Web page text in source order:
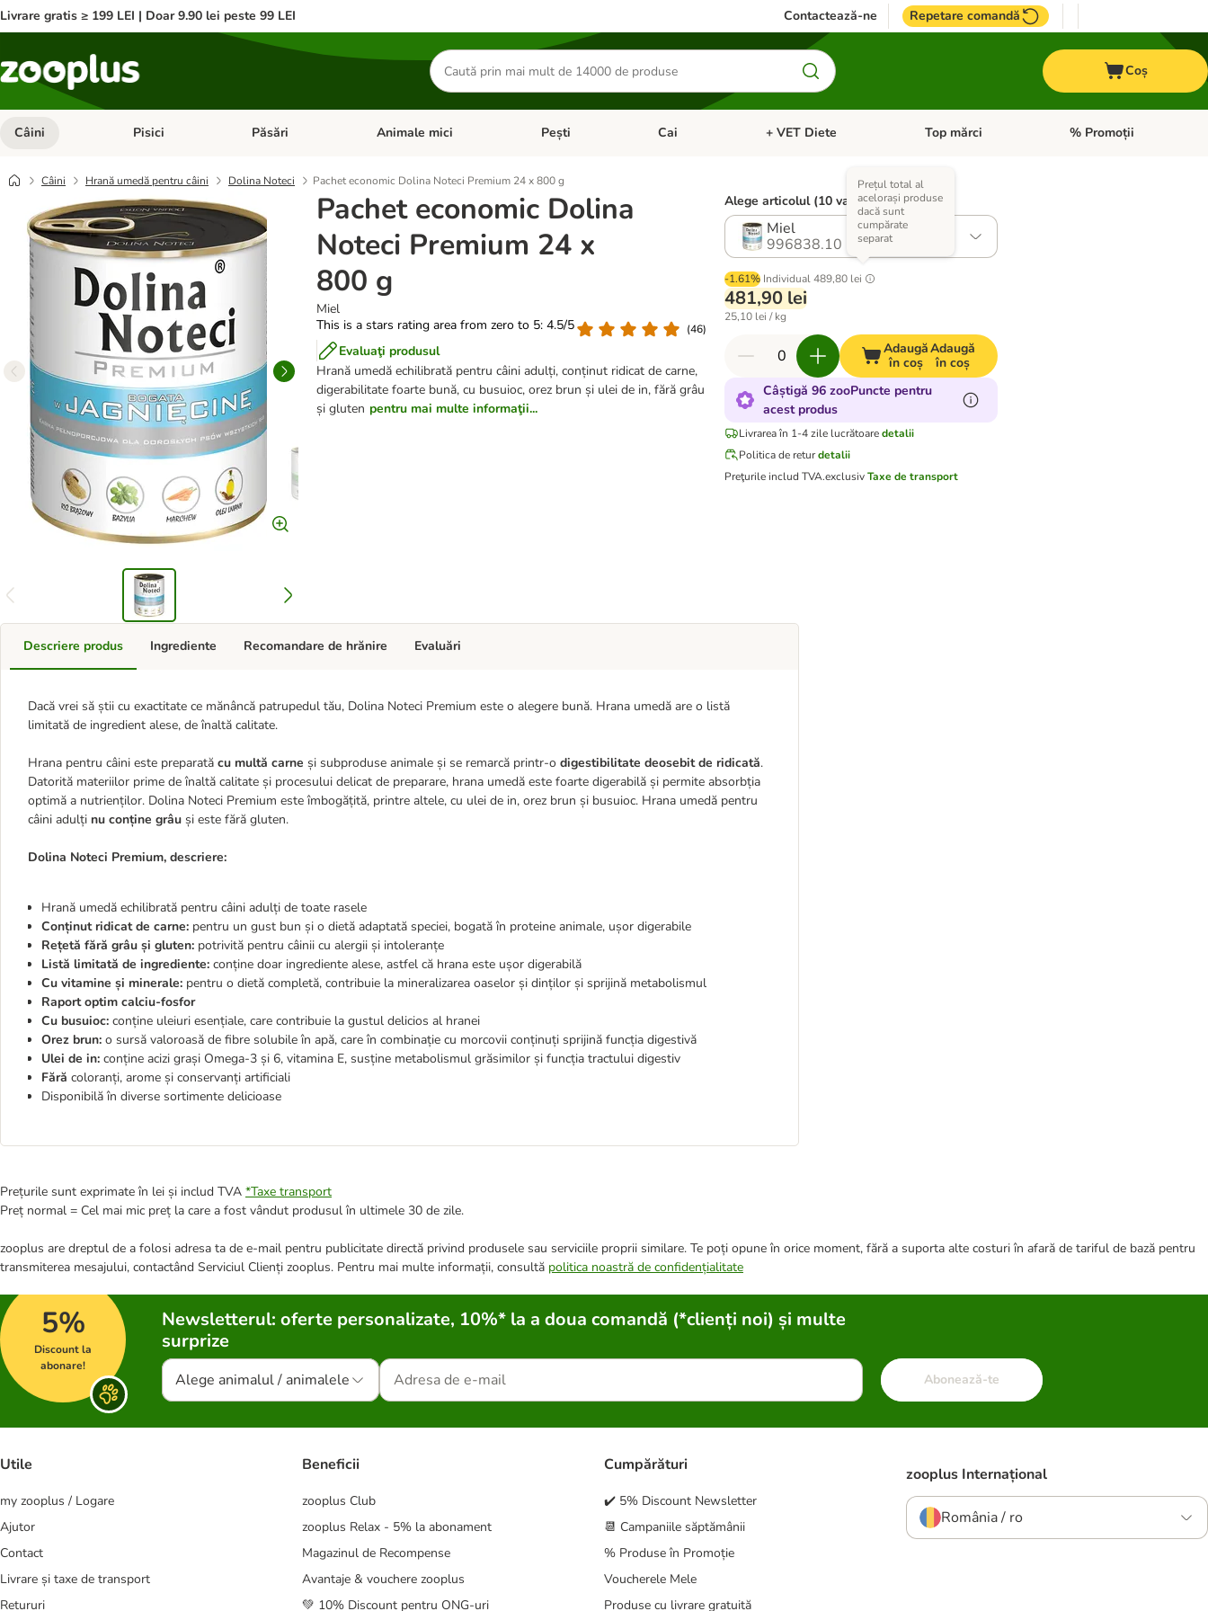
Livrare gratis ≥ 199 LEI | Doar 9.90 lei peste 99 LEI Contactează-ne Repetare comandă
Căutare
produse
Coș
Câini Deschideți meniul cu categorii: Câini
Pisici Deschideți meniul cu categorii: Pisici
Păsări Deschideți meniul cu categorii: Păsări
Animale mici Deschideți meniul cu categorii: Animale mici
Pești Deschideți meniul cu categorii: Pești
Cai Deschideți meniul cu categorii: Cai
+ VET Diete Deschideți meniul cu categorii: + VET Diete
Top mărci Deschideți meniul cu
% Promoții
Câini Hrană umedă pentru câini Dolina Noteci Pachet economic Dolina Noteci Premium 24 x 800 g
Pachet economic Dolina
Noteci Premium 24 x
800 g
Miel
This is a stars rating area from zero to 5: 4.5/5
(46)
Evaluaţi produsul
Hrană umedă echilibrată pentru câini adulți, conținut ridicat de carne,
digerabilitate foarte bună, cu busuioc, orez brun și ulei de in, fără grâu
și gluten pentru mai multe informaţii...
Alege articolul (10 variante)
Miel
996838.10
-1.61% Individual 489,80 lei
Prețul total al
acelorași produse
dacă sunt
cumpărate
separat
481,90 lei
25,10 lei / kg
Adaugă
în coș
Adaugă
în coș
Câștigă 96 zooPuncte pentru
acest produs
Livrarea în 1-4 zile lucrătoare detalii
Politica de retur detalii
Preţurile includ TVA.exclusivTaxe de transport
Descriere produs
Dacă vrei să știi cu exactitate ce mănâncă patrupedul tău, Dolina Noteci Premium este o alegere bună. Hrana umedă are o listă
limitată de ingredient alese, de înaltă calitate.
Hrana pentru câini este preparată cu multă carne și subproduse animale și se remarcă printr-o digestibilitate deosebit de ridicată.
Datorită materiilor prime de înaltă calitate și procesului delicat de preparare, hrana umedă este foarte digerabilă și permite absorbția
optimă a nutrienților. Dolina Noteci Premium este îmbogățită, printre altele, cu ulei de in, orez brun și busuioc. Hrana umedă pentru
câini adulți nu conține grâu și este fără gluten.
Dolina Noteci Premium, descriere:
Hrană umedă echilibrată pentru câini adulți de toate rasele
Conținut ridicat de carne: pentru un gust bun și o dietă adaptată speciei, bogată în proteine animale, ușor digerabile
Rețetă fără grâu și gluten: potrivită pentru câinii cu alergii și intoleranțe
Listă limitată de ingrediente: conține doar ingrediente alese, astfel că hrana este ușor digerabilă
Cu vitamine și minerale: pentru o dietă completă, contribuie la mineralizarea oaselor și dinților și sprijină metabolismul
Raport optim calciu-fosfor
Cu busuioc: conține uleiuri esențiale, care contribuie la gustul delicios al hranei
Orez brun: o sursă valoroasă de fibre solubile în apă, care în combinație cu morcovii conținuți sprijină funcția digestivă
Ulei de in: conține acizi grași Omega-3 și 6, vitamina E, susține metabolismul grăsimilor și funcția tractului digestiv
Fără coloranți, arome și conservanți artificiali
Disponibilă în diverse sortimente delicioase
Ingrediente Recomandare de hrănire Evaluări
Prețurile sunt exprimate în lei și includ TVA *Taxe transport
Preț normal = Cel mai mic preț la care a fost vândut produsul în ultimele 30 de zile.
zooplus are dreptul de a folosi adresa ta de e-mail pentru publicitate directă privind produsele sau serviciile proprii similare. Te poți opune în orice moment, fără a suporta alte costuri în afară de tariful de bază pentru
transmiterea mesajului, contactând Serviciul Clienți zooplus. Pentru mai multe informații, consultă politica noastră de confidențialitate
5%
Discount la
abonare!
Newsletterul: oferte personalizate, 10%* la a doua comandă (*clienți noi) și multe
surprize
Alege animalul / animalele Abonează-te
Utile
my zooplus / Logare
Ajutor
Contact
Livrare și taxe de transport
Retururi
Beneficii
zooplus Club
zooplus Relax - 5% la abonament
Magazinul de Recompense
Avantaje & vouchere zooplus
💚 10% Discount pentru ONG-uri
Cumpărături
✔️ 5% Discount Newsletter
📆 Campaniile săptămânii
% Produse în Promoție
Voucherele Mele
Produse cu livrare gratuită
zooplus Internațional
România / ro